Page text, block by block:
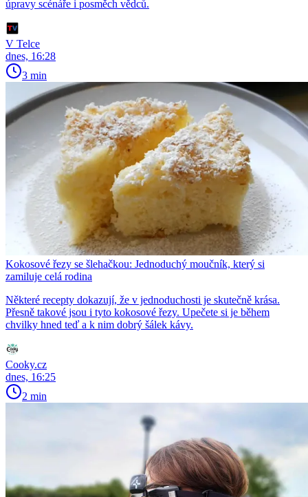
úpravy scénáře i posměch vědců.
V Telce
dnes, 16:28
3 min
Kokosové řezy se šlehačkou: Jednoduchý moučník, který si
zamiluje celá rodina
Některé recepty dokazují, že v jednoduchosti je skutečně krása.
Přesně takové jsou i tyto kokosové řezy. Upečete si je během
chvilky hned teď a k nim dobrý šálek kávy.
Cooky.cz
dnes, 16:25
2 min